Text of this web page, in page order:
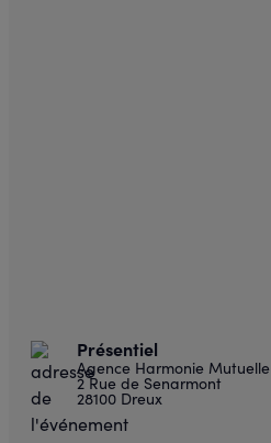
Présentiel
Agence Harmonie Mutuelle
2 Rue de Senarmont
28100 Dreux